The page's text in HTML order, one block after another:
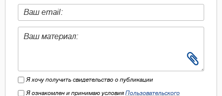
Я хочу получить свидетельство о публикации
Я ознакомлен и принимаю условия Пользовательского